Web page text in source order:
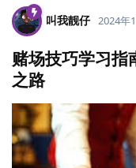
叫我靓仔 2024年
赌场技巧学习
之路